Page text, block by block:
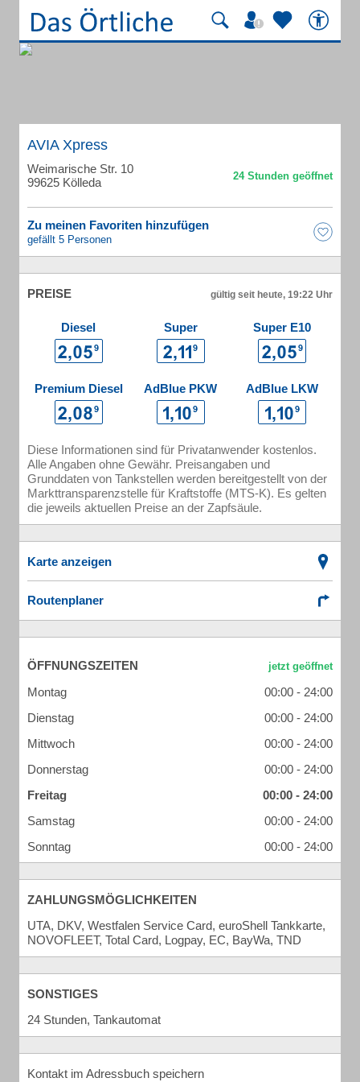
AVIA Xpress
Weimarische Str. 10
99625 Kölleda
Zu meinen Favoriten hinzufügen
gefällt 5 Personen
PREISE gültig seit heute, 19:22 Uhr
Diesel Super Super E10
Premium Diesel AdBlue PKW AdBlue LKW
Diese Informationen sind für Privatanwender kostenlos.
Alle Angaben ohne Gewähr. Preisangaben und
Grunddaten von Tankstellen werden bereitgestellt von der
Markttransparenzstelle für Kraftstoffe (MTS-K). Es gelten
die jeweils aktuellen Preise an der Zapfsäule.
Karte anzeigen
Routenplaner
ÖFFNUNGSZEITEN
Montag
00:00 - 24:00
Dienstag
00:00 - 24:00
Mittwoch
00:00 - 24:00
Donnerstag
00:00 - 24:00
Freitag
00:00 - 24:00
Samstag
00:00 - 24:00
Sonntag
00:00 - 24:00
ZAHLUNGSMÖGLICHKEITEN
UTA, DKV, Westfalen Service Card, euroShell Tankkarte,
NOVOFLEET, Total Card, Logpay, EC, BayWa, TND
SONSTIGES
24 Stunden, Tankautomat
Kontakt im Adressbuch speichern